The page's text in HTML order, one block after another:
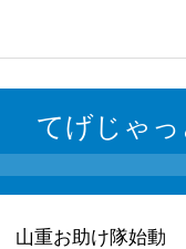
てげじゃっ
山重お助け隊始動